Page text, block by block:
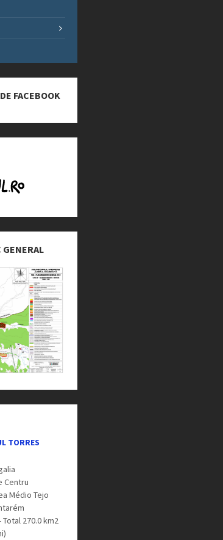
FACEBOOK
TORRES
Centru
Médio Tejo
270.0 km2